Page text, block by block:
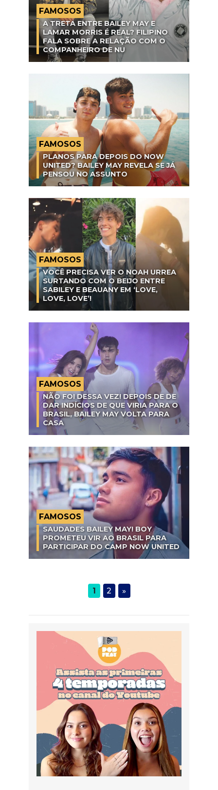
FAMOSOS
A TRETA ENTRE BAILEY MAY E
LAMAR MORRIS É REAL? FILIPINO
FALA SOBRE A RELAÇÃO COM O
COMPANHEIRO DE NU
FAMOSOS
PLANOS PARA DEPOIS DO NOW
UNITED? BAILEY MAY REVELA SE JÁ
PENSOU NO ASSUNTO
FAMOSOS
VOCÊ PRECISA VER O NOAH URREA
SURTANDO COM O BEIJO ENTRE
SABILEY E BEAUANY EM ‘LOVE,
LOVE, LOVE’!
FAMOSOS
NÃO FOI DESSA VEZ! DEPOIS DE DE
DAR INDÍCIOS DE QUE VIRIA PARA O
BRASIL, BAILEY MAY VOLTA PARA
CASA
FAMOSOS
SAUDADES BAILEY MAY! BOY
PROMETEU VIR AO BRASIL PARA
PARTICIPAR DO CAMP NOW UNITED
1 2 »